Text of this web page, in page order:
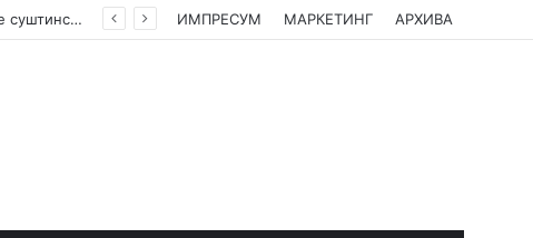
(ФОТО) Ахмети на средба со в.д. амбасадорката на САД: Американската поддршка е суштинска за зачувување на духот на Охридскиот договор ИМПРЕСУМ МАРКЕТИНГ АРХИВА